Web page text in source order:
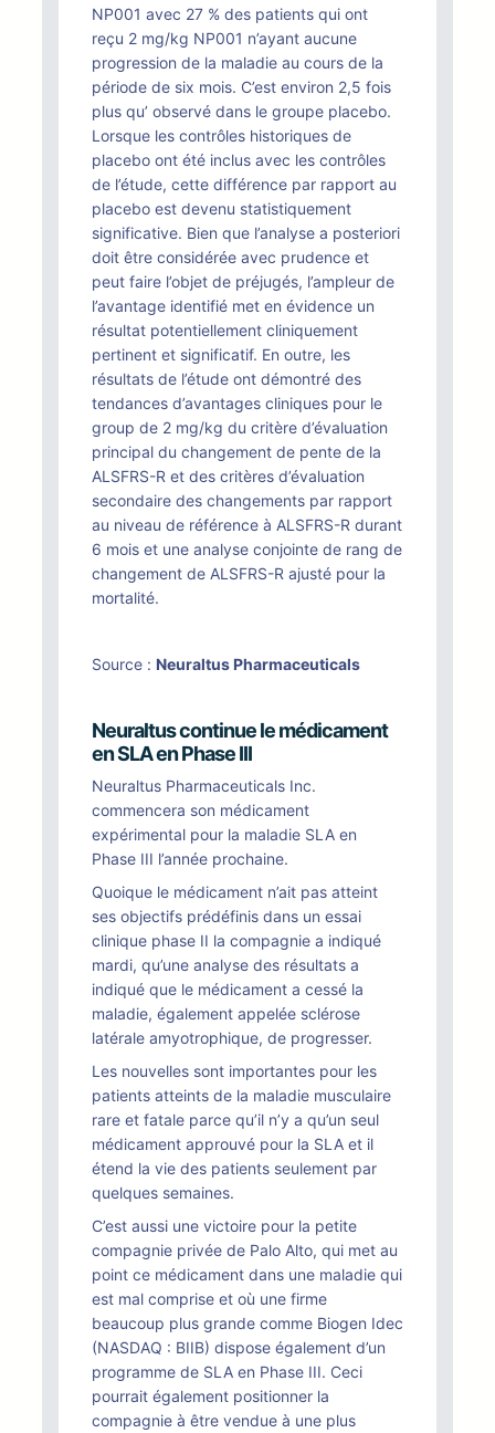
NP001 avec 27 % des patients qui ont
reçu 2 mg/kg NP001 n’ayant aucune
progression de la maladie au cours de la
période de six mois. C’est environ 2,5 fois
plus qu’ observé dans le groupe placebo.
Lorsque les contrôles historiques de
placebo ont été inclus avec les contrôles
de l’étude, cette différence par rapport au
placebo est devenu statistiquement
significative. Bien que l’analyse a posteriori
doit être considérée avec prudence et
peut faire l’objet de préjugés, l’ampleur de
l’avantage identifié met en évidence un
résultat potentiellement cliniquement
pertinent et significatif. En outre, les
résultats de l’étude ont démontré des
tendances d’avantages cliniques pour le
group de 2 mg/kg du critère d’évaluation
principal du changement de pente de la
ALSFRS-R et des critères d’évaluation
secondaire des changements par rapport
au niveau de référence à ALSFRS-R durant
6 mois et une analyse conjointe de rang de
changement de ALSFRS-R ajusté pour la
mortalité.
Source : Neuraltus Pharmaceuticals
Neuraltus continue le médicament
en SLA en Phase III
Neuraltus Pharmaceuticals Inc.
commencera son médicament
expérimental pour la maladie SLA en
Phase III l’année prochaine.
Quoique le médicament n’ait pas atteint
ses objectifs prédéfinis dans un essai
clinique phase II la compagnie a indiqué
mardi, qu’une analyse des résultats a
indiqué que le médicament a cessé la
maladie, également appelée sclérose
latérale amyotrophique, de progresser.
Les nouvelles sont importantes pour les
patients atteints de la maladie musculaire
rare et fatale parce qu’il n’y a qu’un seul
médicament approuvé pour la SLA et il
étend la vie des patients seulement par
quelques semaines.
C’est aussi une victoire pour la petite
compagnie privée de Palo Alto, qui met au
point ce médicament dans une maladie qui
est mal comprise et où une firme
beaucoup plus grande comme Biogen Idec
(NASDAQ : BIIB) dispose également d’un
programme de SLA en Phase III. Ceci
pourrait également positionner la
compagnie à être vendue à une plus